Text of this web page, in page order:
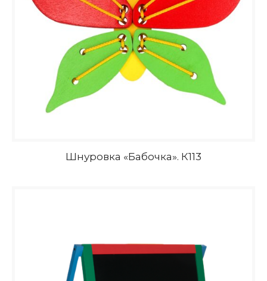
Шнуровка «Бабочка». К113